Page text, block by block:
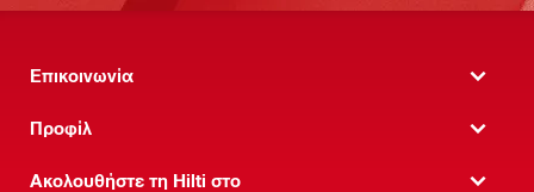
Επικοινωνία
Προφίλ
Ακολουθήστε τη Hilti στο